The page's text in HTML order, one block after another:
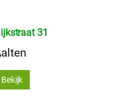
31
Bekijk